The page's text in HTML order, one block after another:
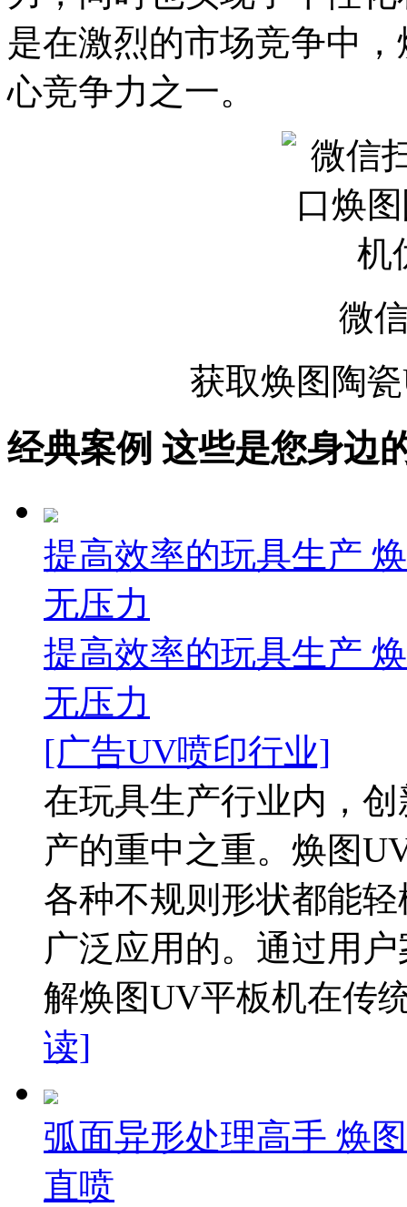
是在激烈的市场竞争中
心竞争力之一。
微
获取焕图陶
经典案例 这些是您身边
提高效率的玩具生产
无压力
提高效率的玩具生产
无压力
[广告UV喷印行业]
在玩具生产行业内，
产的重中之重。焕图
各种不规则形状都能
广泛应用的。通过用
解焕图UV平板机在传
读]
弧面异形处理高手 焕
直喷